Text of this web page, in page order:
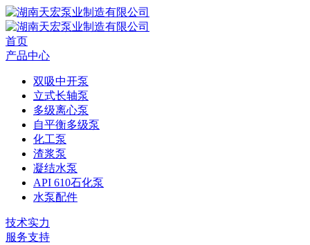
首页
产品中心
双吸中开泵
立式长轴泵
多级离心泵
自平衡多级泵
化工泵
渣浆泵
凝结水泵
API 610石化泵
水泵配件
技术实力
服务支持